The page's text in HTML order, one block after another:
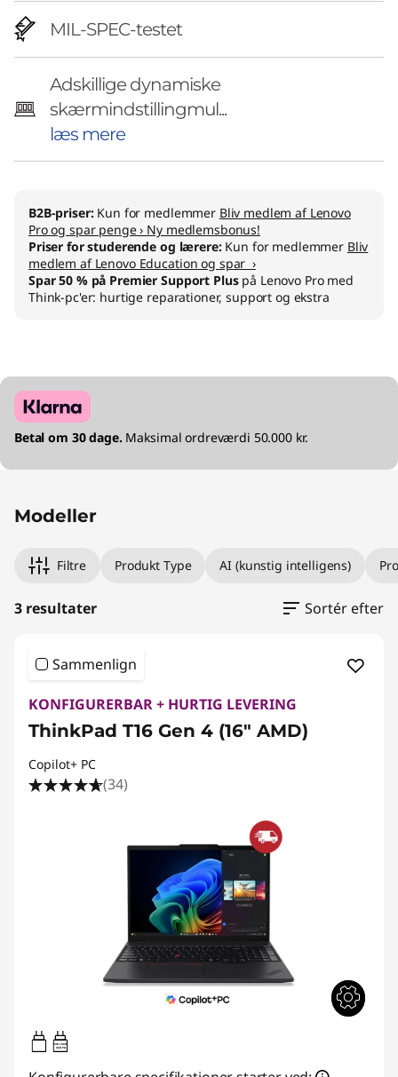
MIL-SPEC-testet
Adskillige dynamiske
skærmindstillingmul...
læs mere
B2B-priser: Kun for medlemmer Bliv medlem af Lenovo
Pro og spar penge › Ny medlemsbonus!
Priser for studerende og lærere:Kun for medlemmer Bliv
medlem af Lenovo Education og spar ›
Spar 50 % på Premier Support Pluspå Lenovo Pro med
Think-pc'er: hurtige reparationer, support og ekstra
Betal om 30 dage. Maksimal ordreværdi 50.000 kr.
Modeller
Filtre Produkt Type AI (kunstig intelligens)
3 resultater Sortér efter
Sammenlign
KONFIGURERBAR + HURTIG LEVERING
ThinkPad T16 Gen 4 (16" AMD)
Copilot+ PC
(34)
65W-100W
USB PD